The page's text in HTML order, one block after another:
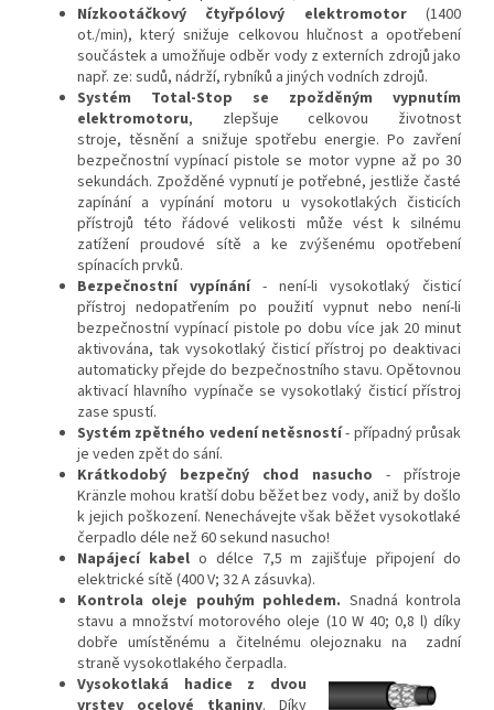
Nízkootáčkový čtyřpólový elektromotor(1400
ot./min), který snižuje celkovou hlučnost a opotřebení
součástek a umožňuje odběr vody z externích zdrojů jako
např. ze: sudů, nádrží, rybníků a jiných vodních zdrojů.
Systém Total-Stop se zpožděným vypnutím
elektromotoru, zlepšuje celkovou životnost
stroje, těsnění a snižuje spotřebu energie. Po zavření
bezpečnostní vypínací pistole se motor vypne až po 30
sekundách. Zpožděné vypnutí je potřebné, jestliže časté
zapínání a vypínání motoru u vysokotlakých čisticích
přístrojů této řádové velikosti může vést k silnému
zatížení proudové sítě a ke zvýšenému opotřebení
spínacích prvků.
Bezpečnostní vypínání - není-li vysokotlaký čisticí
přístroj nedopatřením po použití vypnut nebo není-li
bezpečnostní vypínací pistole po dobu více jak 20 minut
aktivována, tak vysokotlaký čisticí přístroj po deaktivaci
automaticky přejde do bezpečnostního stavu. Opětovnou
aktivací hlavního vypínače se vysokotlaký čisticí přístroj
zase spustí.
Systém zpětného vedení netěsností- případný průsak
je veden zpět do sání.
Krátkodobý bezpečný chod nasucho - přístroje
Kränzle mohou kratší dobu běžet bez vody, aniž by došlo
k jejich poškození. Nenechávejte však běžet vysokotlaké
čerpadlo déle než 60 sekund nasucho!
Napájecí kabelo délce 7,5 m zajišťuje připojení do
elektrické sítě (400 V; 32 A zásuvka).
Kontrola oleje pouhým pohledem. Snadná kontrola
stavu a množství motorového oleje (10 W 40; 0,8 l) díky
dobře umístěnému a čitelnému olejoznaku na zadní
straně vysokotlakého čerpadla.
Vysokotlaká hadice z dvou